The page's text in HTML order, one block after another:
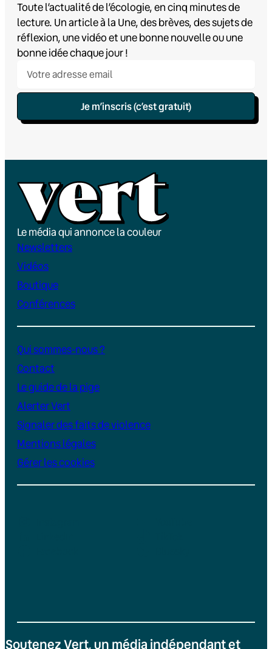
Toute l’actualité de l’écologie, en cinq minutes de
lecture. Un article à la Une, des brèves, des sujets de
réflexion, une vidéo et une bonne nouvelle ou une
bonne idée chaque jour !
Je m’inscris (c’est gratuit)
Le média qui annonce la couleur
Newsletters
Vidéos
Boutique
Conférences
Qui sommes-nous ?
Contact
Le guide de la pige
Alerter Vert
Signaler des faits de violence
Mentions légales
Gérer les cookies
Soutenez Vert, un média indépendant et